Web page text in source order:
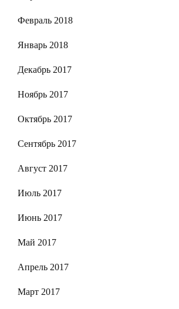
Февраль 2018
Январь 2018
Декабрь 2017
Ноябрь 2017
Октябрь 2017
Сентябрь 2017
Август 2017
Июль 2017
Июнь 2017
Май 2017
Апрель 2017
Март 2017